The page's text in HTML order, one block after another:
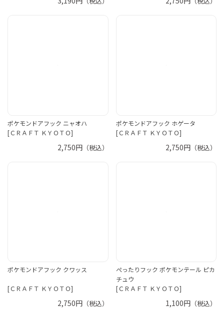
ポケモンドアフック ニャオハ
[ＣＲＡＦＴ ＫＹＯＴＯ]
2,750円（税込）
ポケモンドアフック ホゲータ
[ＣＲＡＦＴ ＫＹＯＴＯ]
2,750円 （税込）
ポケモンドアフック クワッス
[ＣＲＡＦＴ ＫＹＯＴＯ]
2,750円（税込）
ぺったりフック ポケモンテール ピカ
チュウ
[ＣＲＡＦＴ ＫＹＯＴＯ]
1,100円 （税込）